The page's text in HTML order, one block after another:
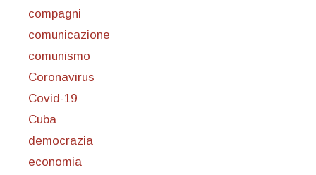
compagni
comunicazione
comunismo
Coronavirus
Covid-19
Cuba
democrazia
economia